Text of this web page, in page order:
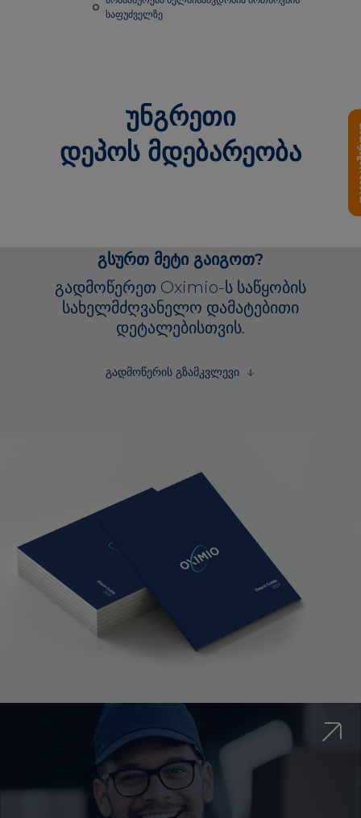
საფუძველზე
უნგრეთი
დეპოს მდებარეობა
გსურთ მეტი გაიგოთ?
გადმოწერეთ Oximio-ს საწყობის
სახელმძღვანელო დამატებითი
დეტალებისთვის.
გადმოწერის გზამკვლევი